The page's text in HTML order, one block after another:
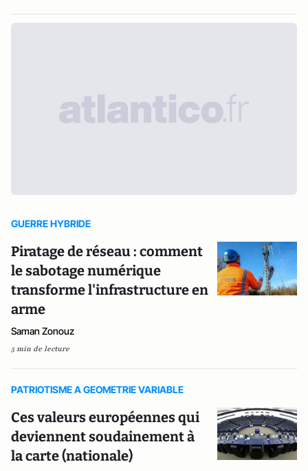
GUERRE HYBRIDE
Piratage de réseau : comment
le sabotage numérique
transforme l'infrastructure en
arme
Saman Zonouz
5 min de lecture
PATRIOTISME A GEOMETRIE VARIABLE
Ces valeurs européennes qui
deviennent soudainement à
la carte (nationale)